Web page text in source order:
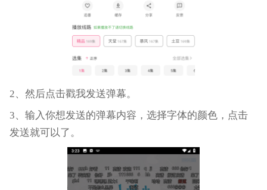
2、然后点击戳我发送弹幕。
3、输入你想发送的弹幕内容，选择字体的颜色，点击
发送就可以了。